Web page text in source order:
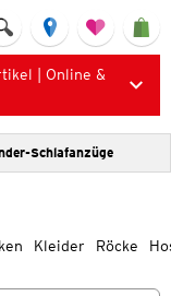
| Online &
Schlafanzüge
Kleider Röcke